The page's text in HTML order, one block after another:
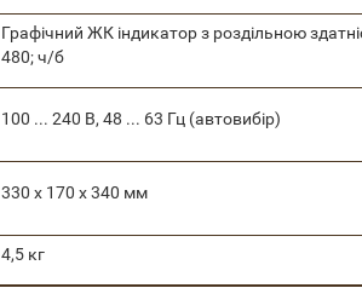
Графічний ЖК індикатор з роздільною
480; ч/б
100 ... 240 В, 48 ... 63 Гц (автовибір)
330 х 170 х 340 мм
4,5 кг